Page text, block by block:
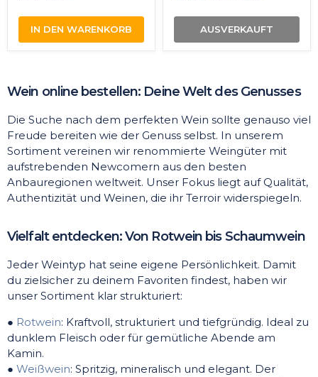
IN DEN WARENKORB AUSVERKAUFT
Wein online bestellen: Deine Welt des Genusses
Die Suche nach dem perfekten Wein sollte genauso viel
Freude bereiten wie der Genuss selbst. In unserem
Sortiment vereinen wir renommierte Weingüter mit
aufstrebenden Newcomern aus den besten
Anbauregionen weltweit. Unser Fokus liegt auf Qualität,
Authentizität und Weinen, die ihr Terroir widerspiegeln.
Vielfalt entdecken: Von Rotwein bis Schaumwein
Jeder Weintyp hat seine eigene Persönlichkeit. Damit
du zielsicher zu deinem Favoriten findest, haben wir
unser Sortiment klar strukturiert:
● Rotwein: Kraftvoll, strukturiert und tiefgründig. Ideal zu
dunklem Fleisch oder für gemütliche Abende am
Kamin.
● Weißwein: Spritzig, mineralisch und elegant. Der